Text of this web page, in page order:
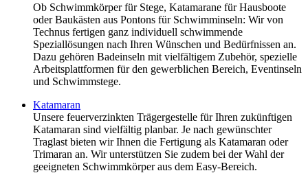
Ob Schwimmkörper für Stege, Katamarane für Hausboote
oder Baukästen aus Pontons für Schwimminseln: Wir von
Technus fertigen ganz individuell schwimmende
Speziallösungen nach Ihren Wünschen und Bedürfnissen an.
Dazu gehören Badeinseln mit vielfältigem Zubehör, spezielle
Arbeitsplattformen für den gewerblichen Bereich, Eventinseln
und Schwimmstege.
Katamaran
Unsere feuerverzinkten Trägergestelle für Ihren zukünftigen
Katamaran sind vielfältig planbar. Je nach gewünschter
Traglast bieten wir Ihnen die Fertigung als Katamaran oder
Trimaran an. Wir unterstützen Sie zudem bei der Wahl der
geeigneten Schwimmkörper aus dem Easy-Bereich.